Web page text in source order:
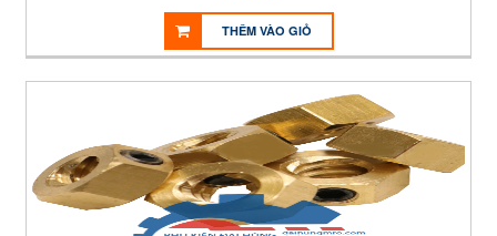
THÊM VÀO GIỎ